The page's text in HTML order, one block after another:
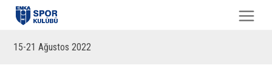
15-21 Ağustos 2022